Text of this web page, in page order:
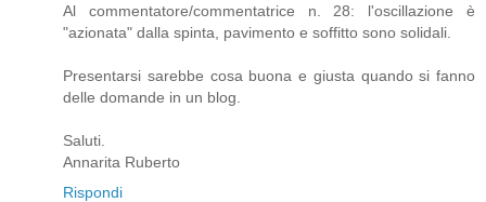
Al commentatore/commentatrice n. 28: l'oscillazione è
"azionata" dalla spinta, pavimento e soffitto sono solidali.
Presentarsi sarebbe cosa buona e giusta quando si fanno
delle domande in un blog.
Saluti.
Annarita Ruberto
Rispondi